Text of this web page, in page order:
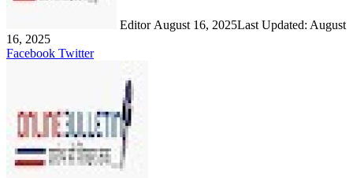
Editor August 16, 2025Last Updated: August
16, 2025
Facebook TwitterLinkedIn
Share
Print